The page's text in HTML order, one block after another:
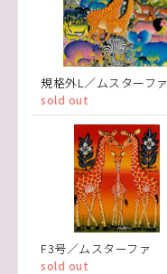
規格外L／ムスターファ
sold out
F3号／ムスターファ
sold out